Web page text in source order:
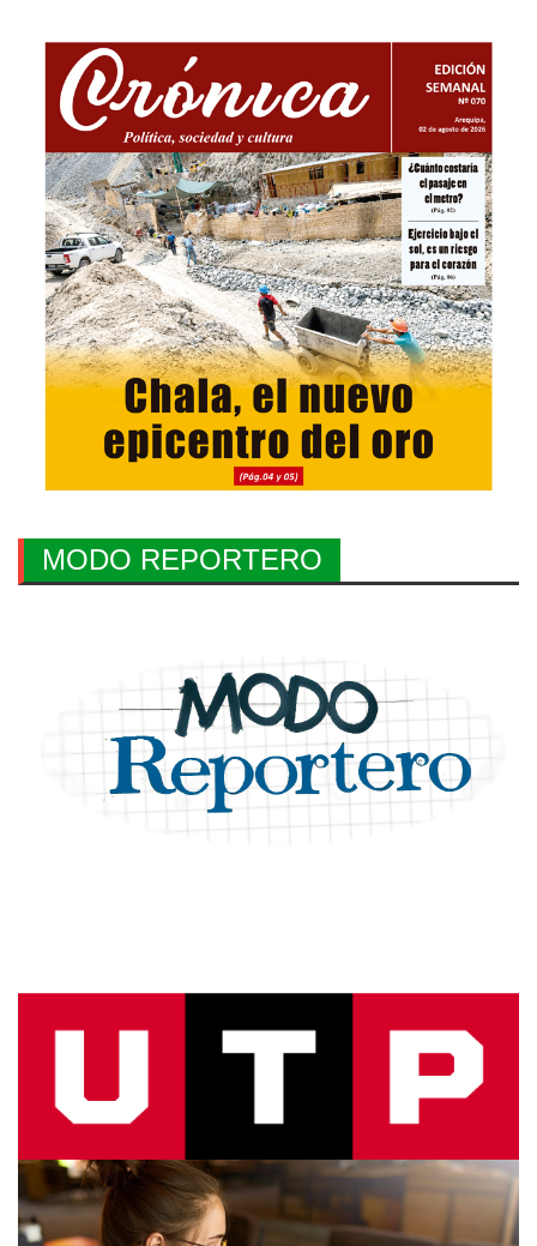
MODO REPORTERO